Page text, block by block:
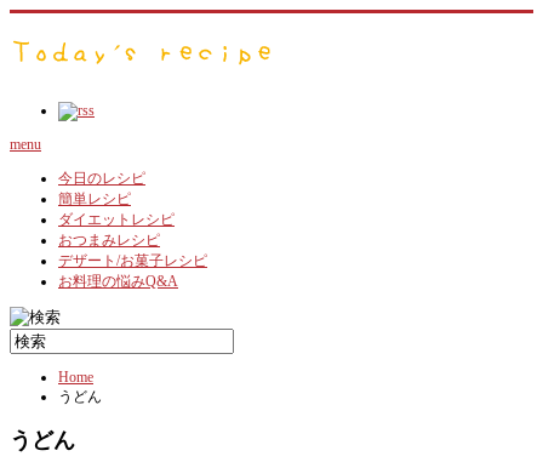
menu
今日のレシピ
簡単レシピ
ダイエットレシピ
おつまみレシピ
デザート/お菓子レシピ
お料理の悩みQ&A
Home
うどん
うどん